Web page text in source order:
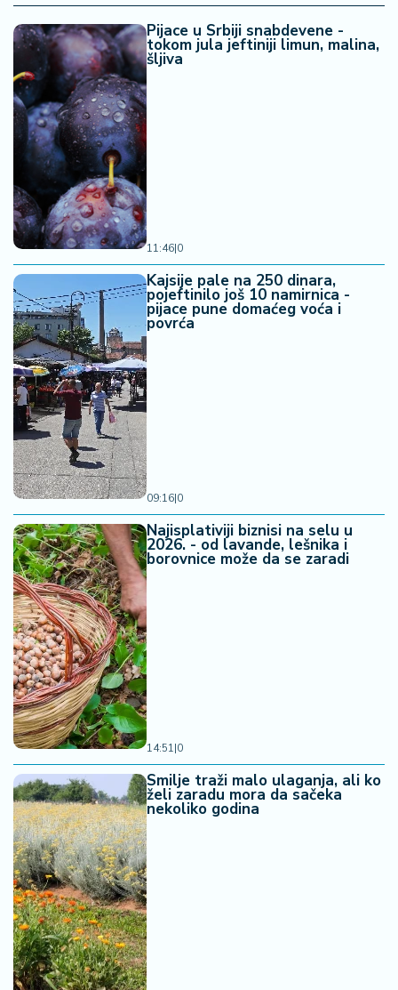
Pijace u Srbiji snabdevene -
tokom jula jeftiniji limun, malina,
šljiva
11:46|0
Kajsije pale na 250 dinara,
pojeftinilo još 10 namirnica -
pijace pune domaćeg voća i
povrća
09:16|0
Najisplativiji biznisi na selu u
2026. - od lavande, lešnika i
borovnice može da se zaradi
14:51|0
Smilje traži malo ulaganja, ali ko
želi zaradu mora da sačeka
nekoliko godina